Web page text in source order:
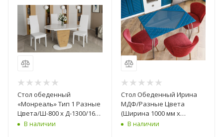
Стол обеденный
«Монреаль» Тип 1 Разные
Цвета/Ш-800 x Д-1300/1615
мм x В-750 мм
В наличии
Стол Обеденный Ирина
МДФ/Разные Цвета
(Ширина 1000 мм х
Глубина 700 мм)
В наличии